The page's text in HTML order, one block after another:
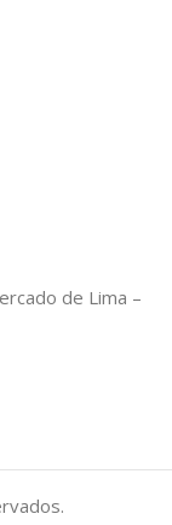
de Lima –